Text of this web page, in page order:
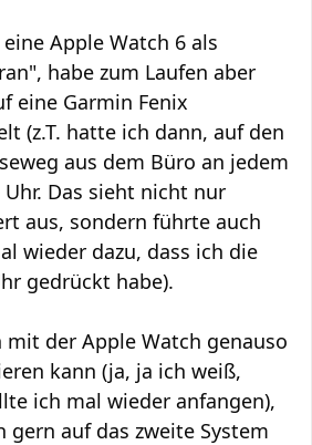
Apple Watch 6 als
habe zum Laufen aber
eine Garmin Fenix
(z.T. hatte ich dann, auf den
aus dem Büro an jedem
Das sieht nicht nur
aus, sondern führte auch
wieder dazu, dass ich die
gedrückt habe).
mit der Apple Watch genauso
kann (ja, ja ich weiß,
ich mal wieder anfangen),
gern auf das zweite System